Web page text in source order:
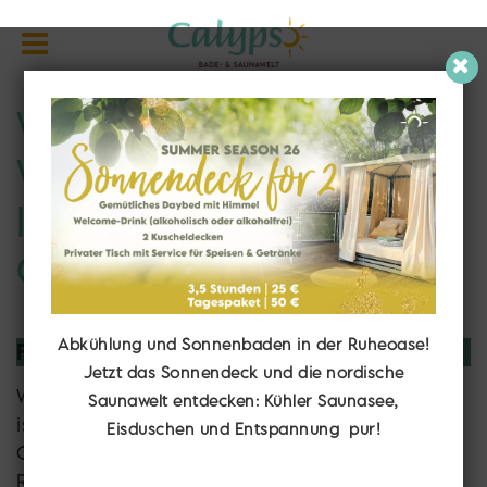
Unser Shop
Willkommen im Shop -
Wählen Sie hier Ihre
liebste
Gutscheinoption aus:
Flexibler Wertgutschein
Wählen Sie Ihren Wunschgutschein aus, dieser
ist gültig für alle bargeldlosen Services in der
Calypso Bade- & Saunawelt (inkl. Massagen,
Restaurant & Shop)
Abkühlung und Sonnenbaden in der Ruheoase!
Jetzt das Sonnendeck und die nordische
Saunawelt entdecken: Kühler Saunasee,
Eisduschen und Entspannung pur!